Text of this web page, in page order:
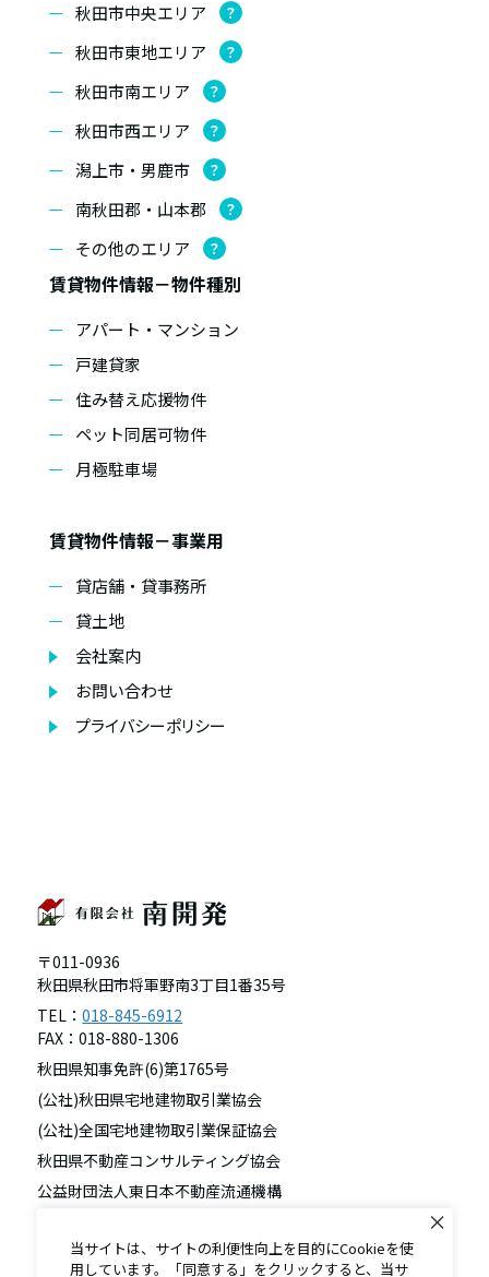
秋田市中央エリア ？
秋田市東地エリア ？
秋田市南エリア ？
秋田市西エリア ？
潟上市・男鹿市 ？
南秋田郡・山本郡 ？
その他のエリア ？
賃貸物件情報－物件種別
アパート・マンション
戸建貸家
住み替え応援物件
ペット同居可物件
月極駐車場
賃貸物件情報－事業用
貸店舗・貸事務所
貸土地
会社案内
お問い合わせ
プライバシーポリシー
〒011-0936
秋田県秋田市将軍野南3丁目1番35号
TEL：018-845-6912
FAX：018-880-1306
秋田県知事免許(6)第1765号
(公社)秋田県宅地建物取引業協会
(公社)全国宅地建物取引業保証協会
秋田県不動産コンサルティング協会
公益財団法人東日本不動産流通機構
当サイトは、サイトの利便性向上を目的にCookieを使
用しています。「同意する」をクリックすると、当サ